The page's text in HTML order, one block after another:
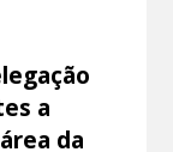
a
da